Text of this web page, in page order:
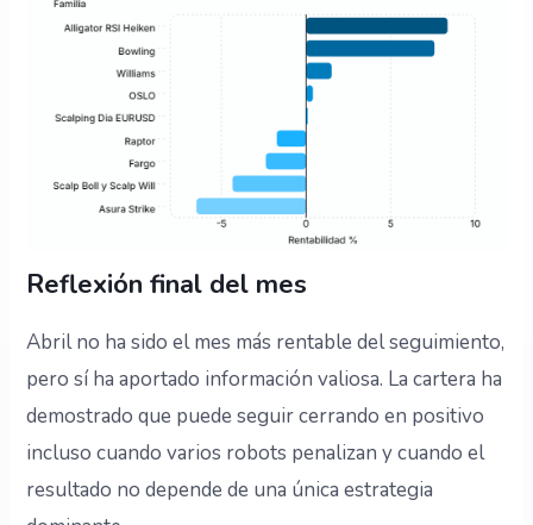
Reflexión final del mes
Abril no ha sido el mes más rentable del seguimiento,
pero sí ha aportado información valiosa. La cartera ha
demostrado que puede seguir cerrando en positivo
incluso cuando varios robots penalizan y cuando el
resultado no depende de una única estrategia